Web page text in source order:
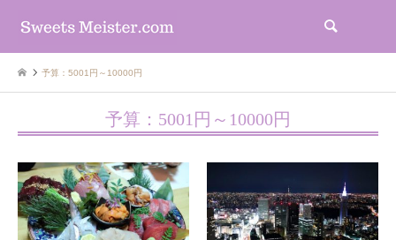
予算：5001円～10000円
予算：5001円～10000円